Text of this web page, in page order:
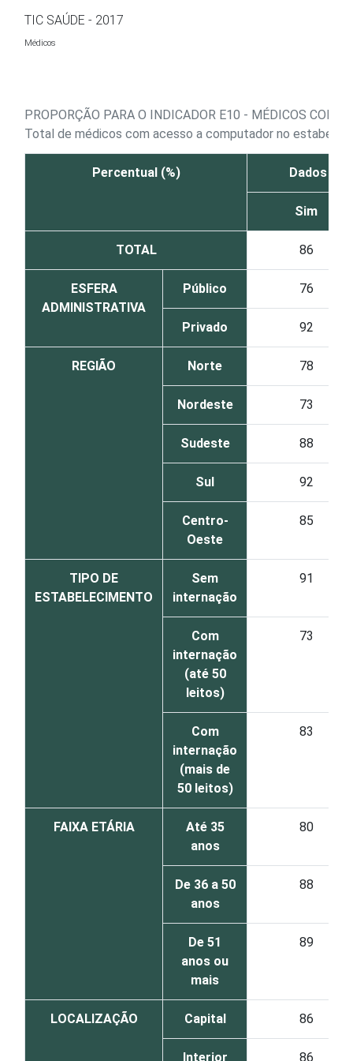
Ir para o conteúdo
TIC SAÚDE - 2017
Médicos
PROPORÇÃO PARA O INDICADOR E10 - MÉDICOS COM
Total de médicos com acesso a computador no
Percentual (%) Dados
Sim
TOTAL 86
ESFERA
ADMINISTRATIVA
Público 76
Privado 92
REGIÃO Norte 78
Nordeste 73
Sudeste 88
Sul 92
Centro-
Oeste
85
TIPO DE
ESTABELECIMENTO
Sem
internação
91
Com
internação
(até 50
leitos)
73
Com
internação
(mais de
50 leitos)
83
FAIXA ETÁRIA
Até 35
anos
80
De 36 a 50
anos
88
De 51
anos ou
mais
89
LOCALIZAÇÃO Capital 86
Interior 86